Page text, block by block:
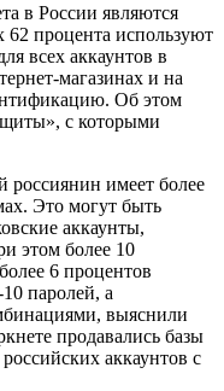
в России являются
62 процента используют
всех аккаунтов в
магазинах и на
Об этом
с которыми
россиянин имеет более
Это могут быть
аккаунты,
этом более 10
6 процентов
паролей, а
выяснили
продавались базы
аккаунтов с